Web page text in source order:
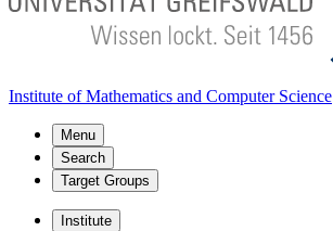
Institute of Mathematics and Computer Science
Menu
Search
Target Groups
Institute